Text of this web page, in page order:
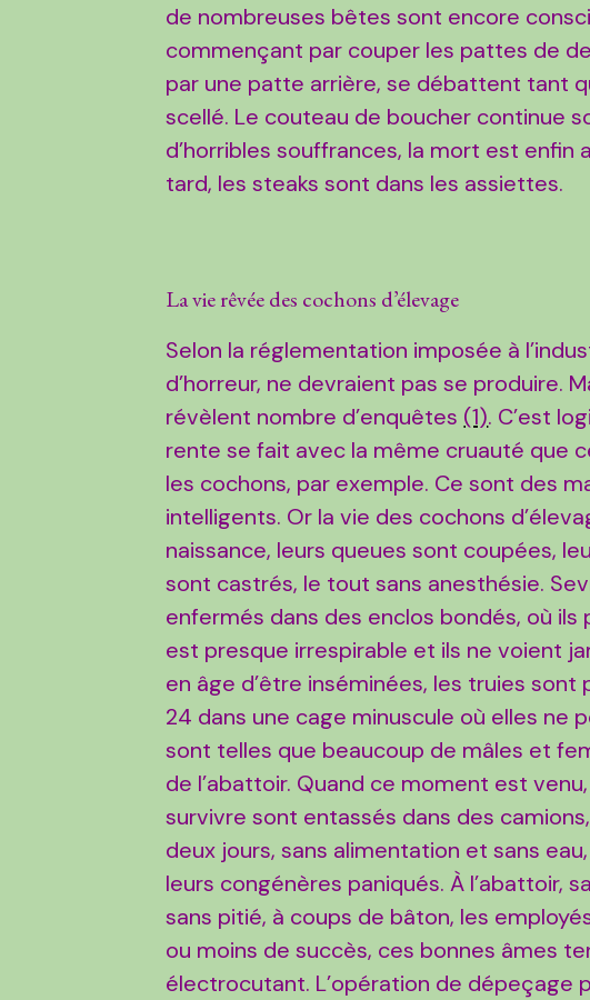
de nombreuses bêtes sont encore
commençant par couper les pattes de
par une patte arrière, se débattent tant
scellé. Le couteau de boucher continue
d’horribles souffrances, la mort est enfin
tard, les steaks sont dans les assiettes.
La vie rêvée des cochons d’élevage
Selon la réglementation imposée à
d’horreur, ne devraient pas se produire.
révèlent nombre d’enquêtes (1). C’est
rente se fait avec la même cruauté que
les cochons, par exemple. Ce sont des
intelligents. Or la vie des cochons
naissance, leurs queues sont coupées,
sont castrés, le tout sans anesthésie.
enfermés dans des enclos bondés, où
est presque irrespirable et ils ne voient
en âge d’être inséminées, les truies
24 dans une cage minuscule où elles ne
sont telles que beaucoup de mâles et
de l’abattoir. Quand ce moment est
survivre sont entassés dans des
deux jours, sans alimentation et sans
leurs congénères paniqués. À l’abattoir,
sans pitié, à coups de bâton, les
ou moins de succès, ces bonnes âmes
électrocutant. L’opération de dépeçage